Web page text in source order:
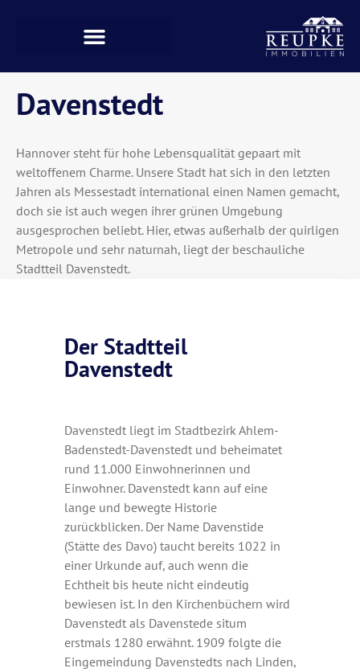
Davenstedt
Hannover steht für hohe Lebensqualität gepaart mit
weltoffenem Charme. Unsere Stadt hat sich in den letzten
Jahren als Messestadt international einen Namen gemacht,
doch sie ist auch wegen ihrer grünen Umgebung
ausgesprochen beliebt. Hier, etwas außerhalb der quirligen
Metropole und sehr naturnah, liegt der beschauliche
Stadtteil Davenstedt.
Der Stadtteil
Davenstedt
Davenstedt liegt im Stadtbezirk Ahlem-
Badenstedt-Davenstedt und beheimatet
rund 11.000 Einwohnerinnen und
Einwohner. Davenstedt kann auf eine
lange und bewegte Historie
zurückblicken. Der Name Davenstide
(Stätte des Davo) taucht bereits 1022 in
einer Urkunde auf, auch wenn die
Echtheit bis heute nicht eindeutig
bewiesen ist. In den Kirchenbüchern wird
Davenstedt als Davenstede situm
erstmals 1280 erwähnt. 1909 folgte die
Eingemeindung Davenstedts nach Linden,